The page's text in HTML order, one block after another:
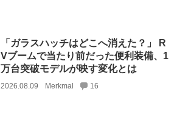
「ガラスハッチはどこへ消えた？」 R
Vブームで当たり前だった便利装備、1
万台突破モデルが映す変化とは
2026.08.09 Merkmal 16